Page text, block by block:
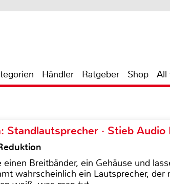
Händler Ratgeber Shop All
Standlautsprecher · Stieb Audio
einen Breitbänder, ein Gehäuse und
wahrscheinlich ein Lautsprecher,